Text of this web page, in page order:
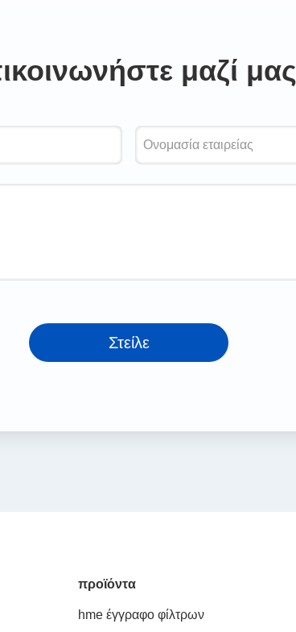
μαζί μας
Στείλε
προϊόντα
hme έγγραφο φίλτρων